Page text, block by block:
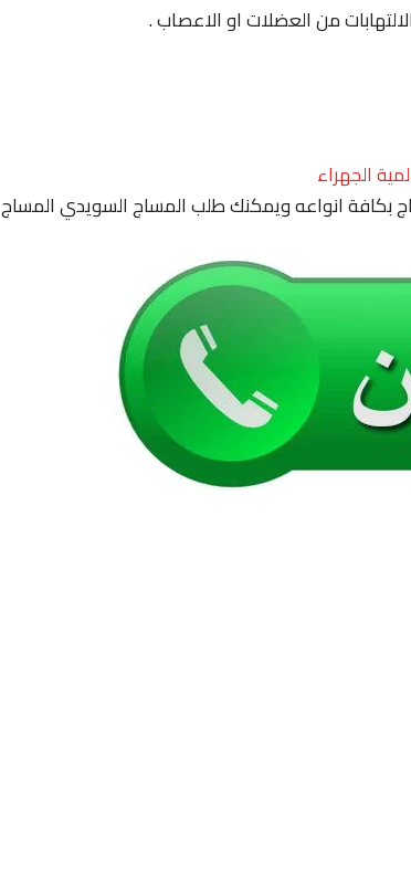
من العضلات او الاعصاب .
الجهراء
بكافة انواعه ويمكنك طلب المساج السويدي المساج